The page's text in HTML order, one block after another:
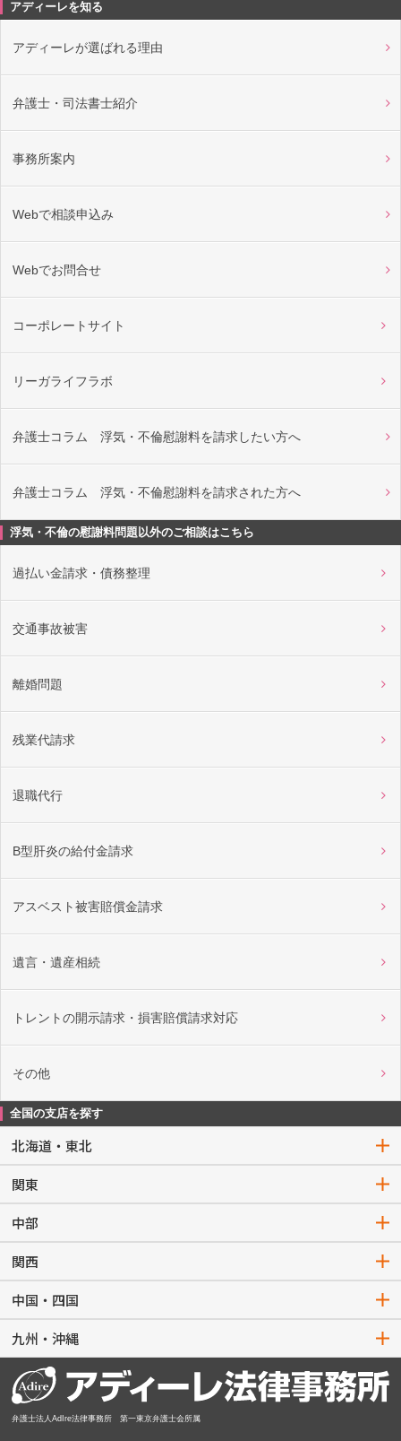
アディーレを知る
アディーレが選ばれる理由
弁護士・司法書士紹介
事務所案内
Webで相談申込み
Webでお問合せ
コーポレートサイト
リーガライフラボ
弁護士コラム 浮気・不倫慰謝料を請求したい方へ
弁護士コラム 浮気・不倫慰謝料を請求された方へ
浮気・不倫の慰謝料問題以外のご相談はこちら
過払い金請求・債務整理
交通事故被害
離婚問題
残業代請求
退職代行
B型肝炎の給付金請求
アスベスト被害賠償金請求
遺言・遺産相続
トレントの開示請求・損害賠償請求対応
その他
全国の支店を探す
北海道・東北
関東
中部
関西
中国・四国
九州・沖縄
弁護士法人AdIre法律事務所 第一東京弁護士会所属